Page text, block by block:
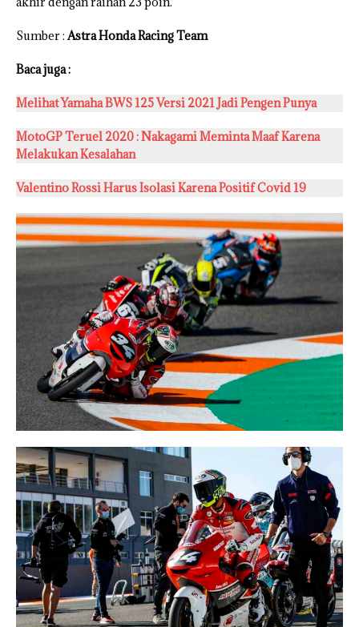
Sumber :Astra Honda Racing Team
Baca juga :
Melihat Yamaha BWS 125 Versi 2021 Jadi Pengen Punya
MotoGP Teruel 2020 : Nakagami Meminta Maaf Karena
Melakukan Kesalahan
Valentino Rossi Harus Isolasi KarenaPositif Covid 19